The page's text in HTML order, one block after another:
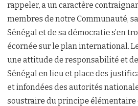
rappeler, a un caractère
membres de notre Communauté,
Sénégal et de sa démocratie s’en
écornée sur le plan international.
une attitude de responsabilité et
Sénégal en lieu et place des
et infondées des autorités
soustraire du principe élémentaire